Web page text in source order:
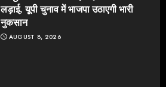
लड़ाई, यूपी चुनाव में भाजपा उठाएगी भारी
नुकसान
AUGUST 8, 2026